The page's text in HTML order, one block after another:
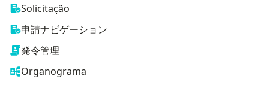
Solicitação
申請ナビゲーション
発令管理
Organograma